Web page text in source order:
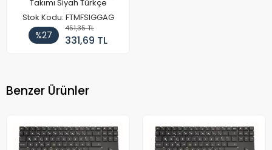
Takımı Siyah Türkçe
Stok Kodu: FTMFSIGGAG
%27
451,35 TL
331,69 TL
Benzer Ürünler